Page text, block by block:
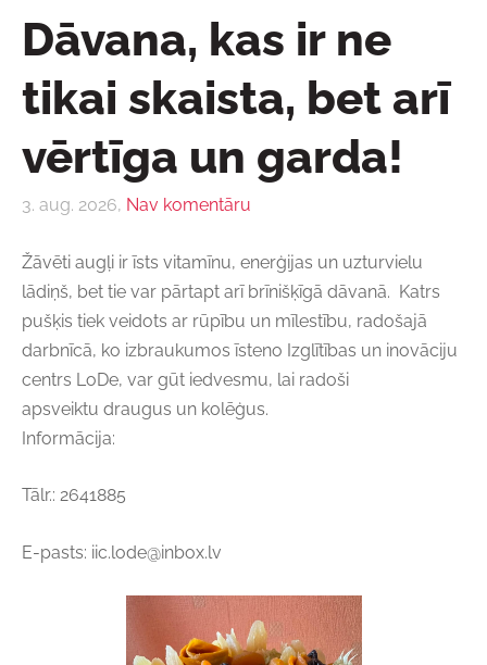
Dāvana, kas ir ne
tikai skaista, bet arī
vērtīga un garda!
3. aug. 2026, Nav komentāru
Žāvēti augļi ir īsts vitamīnu, enerģijas un uzturvielu
lādiņš, bet tie var pārtapt arī brīnišķīgā dāvanā. Katrs
pušķis tiek veidots ar rūpību un mīlestību, radošajā
darbnīcā, ko izbraukumos īsteno Izglītības un inovāciju
centrs LoDe, var gūt iedvesmu, lai radoši
apsveiktu draugus un kolēģus.
Informācija:
Tālr.: 2641885
E-pasts: iic.lode@inbox.lv